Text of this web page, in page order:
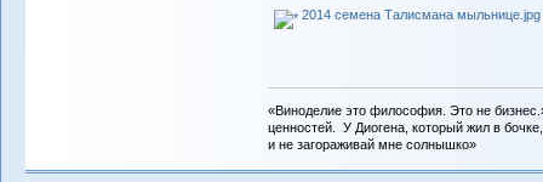
2014 семена Талисмана мыльнице.jpg
«Виноделие это философия. Это не
ценностей. У Диогена, который жил в
и не загораживай мне солнышко»